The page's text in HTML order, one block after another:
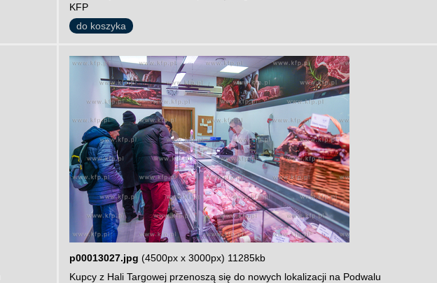
KFP
do koszyka
p00013027.jpg (4500px x 3000px) 11285kb
Kupcy z Hali Targowej przenoszą się do nowych lokalizacji na Podwalu